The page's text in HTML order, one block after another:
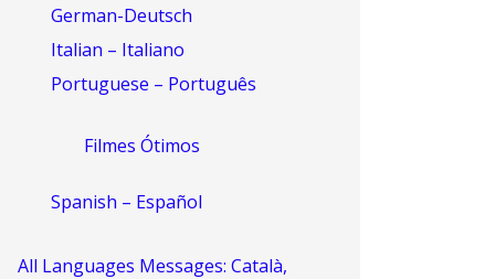
German-Deutsch
Italian – Italiano
Portuguese – Português
Filmes Ótimos
Spanish – Español
All Languages Messages: Català,